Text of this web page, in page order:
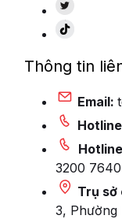
Thông tin
Email:
3200 7640
Trụ sở
3, Phường